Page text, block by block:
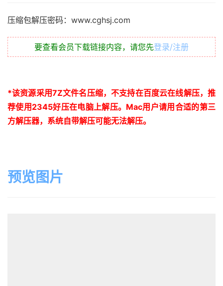
压缩包解压密码：www.cghsj.com
要查看会员下载链接内容，请您先登录/注册
*该资源采用7Z文件名压缩，不支持在百度云在线解压，推
荐使用2345好压在电脑上解压。 Mac用户请用合适的第三
方解压器，系统自带解压可能无法解压。
预览图片